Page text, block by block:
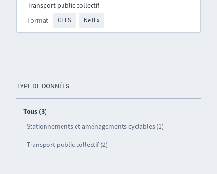
TYPE DE DONNÉES
Tous (3)
Stationnements et aménagements cyclables (1)
Transport public collectif (2)
Format GTFS NeTEx
Transport public collectif